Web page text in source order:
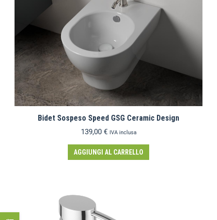
Bidet Sospeso Speed GSG Ceramic Design
139,00 € IVA inclusa
AGGIUNGI AL CARRELLO